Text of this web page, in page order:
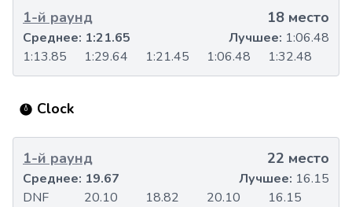
1-й раунд 18 место
1:13.85 1:29.64 1:21.45 1:06.48 1:32.48
Среднее: 1:21.65 Лучшее: 1:06.48
Clock
1-й раунд 22 место
DNF 20.10 18.82 20.10 16.15
Среднее: 19.67 Лучшее: 16.15